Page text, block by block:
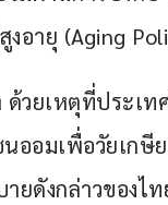
อายุ (Aging
วยเหตุที่ประเท
ออมเพื่อวัยเก
ยดังกล่าวของไ